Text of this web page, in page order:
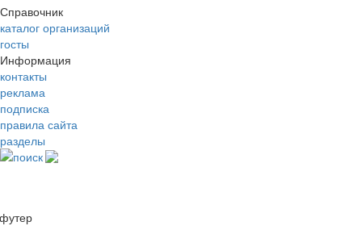
Справочник
каталог организаций
госты
Информация
контакты
реклама
подписка
правила сайта
разделы
поиск
футер